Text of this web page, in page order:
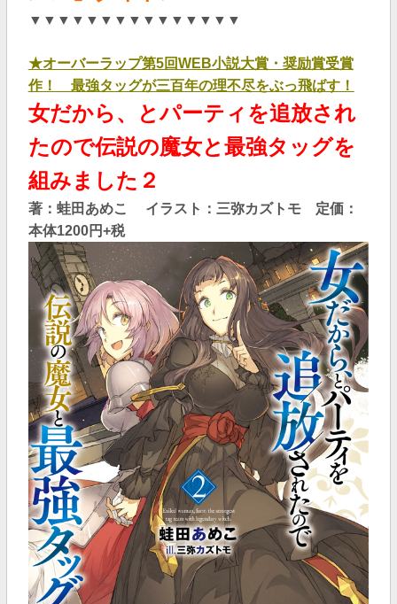
▼▼▼▼▼▼▼▼▼▼▼▼▼▼▼
★オーバーラップ第5回WEB小説大賞・奨励賞受賞
作！ 最強タッグが三百年の理不尽をぶっ飛ばす！
女だから、とパーティを追放され
たので伝説の魔女と最強タッグを
組みました２
著：蛙田あめこ イラスト：三弥カズトモ 定価：
本体1200円+税